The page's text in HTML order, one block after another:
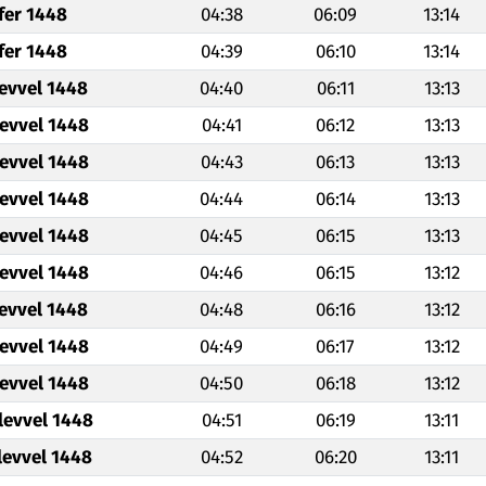
1448 04:38 06:09
13:14
1448
04:39 06:10
13:14
1448
04:40 06:11
13:13
1448
04:41 06:12
13:13
1448
04:43 06:13
13:13
1448
04:44 06:14
13:13
1448
04:45 06:15
13:13
1448
04:46 06:15
13:12
1448
04:48 06:16
13:12
1448
04:49 06:17
13:12
1448
04:50 06:18
13:12
1448
04:51 06:19
13:11
1448
04:52 06:20
13:11